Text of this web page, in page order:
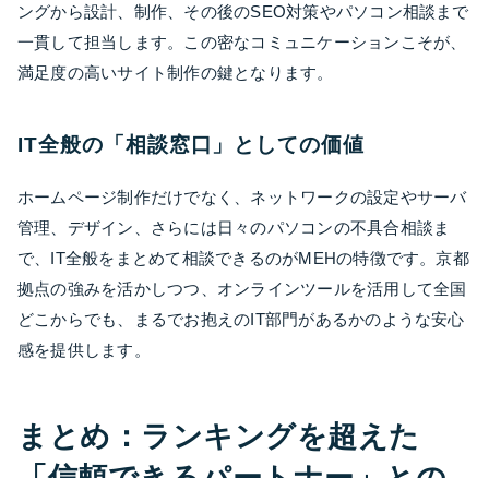
ングから設計、制作、その後のSEO対策やパソコン相談まで
一貫して担当します。この密なコミュニケーションこそが、
満足度の高いサイト制作の鍵となります。
IT全般の「相談窓口」としての価値
ホームページ制作だけでなく、ネットワークの設定やサーバ
管理、デザイン、さらには日々のパソコンの不具合相談ま
で、IT全般をまとめて相談できるのがMEHの特徴です。京都
拠点の強みを活かしつつ、オンラインツールを活用して全国
どこからでも、まるでお抱えのIT部門があるかのような安心
感を提供します。
まとめ：ランキングを超えた